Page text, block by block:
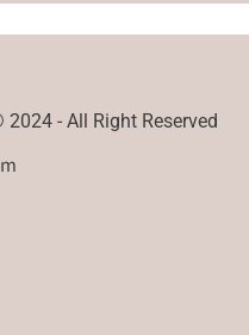
- All Right Reserved